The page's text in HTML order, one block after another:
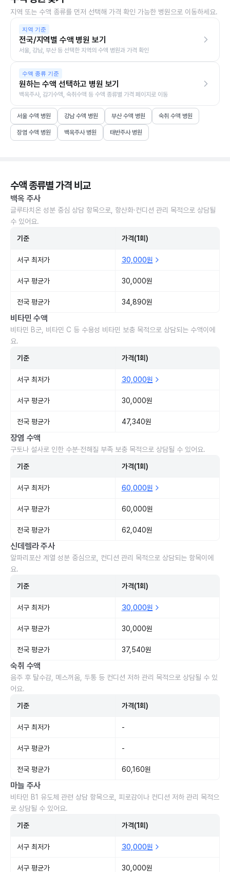
지역 또는 수액 종류를 먼저 선택해 가격 확인 가능한 병원으로 이동하세요.
지역 기준
전국/지역별 수액 병원 보기
서울, 강남, 부산 등 선택한 지역의 수액 병원과 가격 확인
수액 종류 기준
원하는 수액 선택하고 병원 보기
백옥주사, 감기수액, 숙취수액 등 수액 종류별 가격 페이지로 이동
서울 수액 병원 강남 수액 병원 부산 수액 병원 숙취 수액 병원
장염 수액 병원 백옥주사 병원 태반주사 병원
수액 종류별 가격 비교
백옥 주사
글루타치온 성분 중심 상담 항목으로, 항산화·컨디션 관리 목적으로 상담될
수 있어요.
기준 가격(1회)
서구 최저가 30,000원
서구 평균가 30,000원
전국 평균가 34,890원
비타민 수액
비타민 B군, 비타민 C 등 수용성 비타민 보충 목적으로 상담되는 수액이에
요.
기준 가격(1회)
서구 최저가 30,000원
서구 평균가 30,000원
전국 평균가 47,340원
장염 수액
구토나 설사로 인한 수분·전해질 부족 보충 목적으로 상담될 수 있어요.
기준 가격(1회)
서구 최저가 60,000원
서구 평균가 60,000원
전국 평균가 62,040원
신데렐라 주사
알파리포산 계열 성분 중심으로, 컨디션 관리 목적으로 상담되는 항목이에
요.
기준 가격(1회)
서구 최저가 30,000원
서구 평균가 30,000원
전국 평균가 37,540원
숙취 수액
음주 후 탈수감, 메스꺼움, 두통 등 컨디션 저하 관리 목적으로 상담될 수 있
어요.
기준 가격(1회)
서구 최저가 -
서구 평균가 -
전국 평균가 60,160원
마늘 주사
비타민 B1 유도체 관련 상담 항목으로, 피로감이나 컨디션 저하 관리 목적으
로 상담될 수 있어요.
기준 가격(1회)
서구 최저가 30,000원
서구 평균가 30,000원